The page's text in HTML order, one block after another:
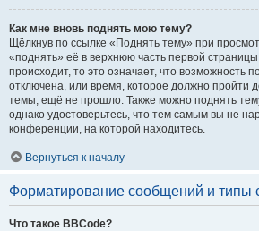
Как мне вновь поднять мою тему?
Щёлкнув по ссылке «Поднять тему» при
«поднять» её в верхнюю часть первой
происходит, то это означает, что возможность
отключена, или время, которое должно пройти
темы, ещё не прошло. Также можно поднять
однако удостоверьтесь, что тем самым вы не
конференции, на которой находитесь.
Вернуться к началу
Форматирование сообщений и типы
Что такое BBCode?